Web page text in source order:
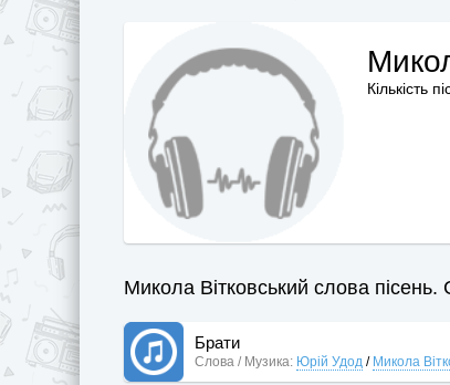
Кількість
Микола Вітковський слова пісень.
Брати
Слова / Музика: Юрій Удод / Микола